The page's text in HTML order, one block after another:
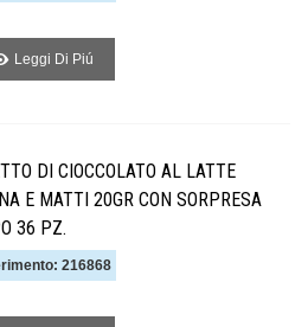
Leggi Di Piú
DI CIOCCOLATO AL LATTE
E MATTI 20GR CON SORPRESA
36 PZ.
216868